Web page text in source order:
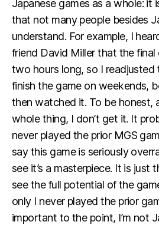
Japanese games as a whole: it
that not many people besides
understand. For example, I
friend David Miller that the
two hours long, so I readjusted
finish the game on weekends,
then watched it. To be honest,
whole thing, I don’t get it. It
never played the prior MGS
say this game is seriously
see it’s a masterpiece. It is just
see the full potential of the
only I never played the prior
important to the point, I’m not